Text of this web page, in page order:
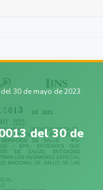
30 de mayo de 2023.
del 30 de